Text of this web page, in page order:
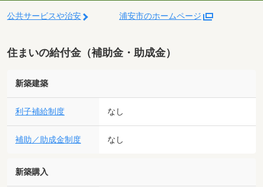
公共サービスや治安 浦安市のホームページ
住まいの給付金（補助金・助成金）
新築建築
利子補給制度 なし
補助／助成金制度 なし
新築購入